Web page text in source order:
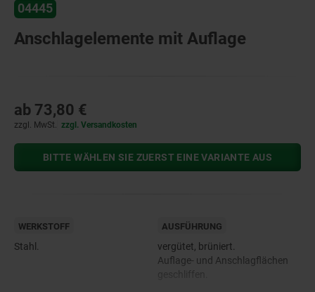
04445
Anschlagelemente mit Auflage
ab 73,80 €
zzgl. MwSt. zzgl. Versandkosten
BITTE WÄHLEN SIE ZUERST EINE VARIANTE AUS
WERKSTOFF
Stahl.
AUSFÜHRUNG
vergütet, brüniert.
Auflage- und Anschlagflächen